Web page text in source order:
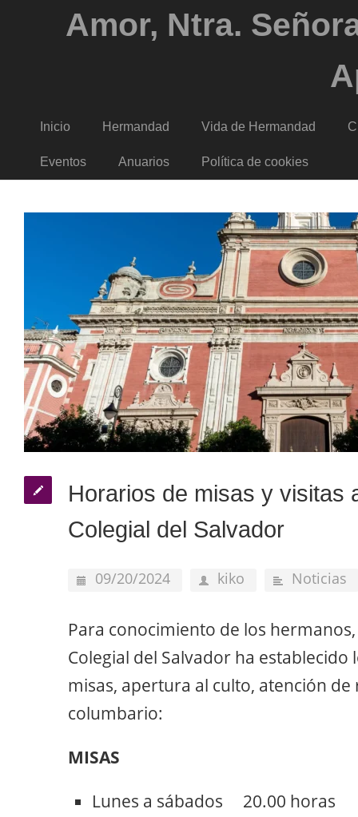
Amor, Ntra.
Inicio Hermandad Vida de Hermandad
Eventos Anuarios Política de cookies
Horarios de misas y visitas
Colegial del Salvador
09/20/2024 kiko Noticias
Para conocimiento de los
Colegial del Salvador ha
misas, apertura al culto, atención de
columbario:
MISAS
Lunes a sábados 20.00 horas